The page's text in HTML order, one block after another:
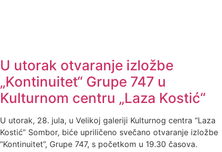
U utorak otvaranje izložbe
„Kontinuitet“ Grupe 747 u
Kulturnom centru „Laza Kostić“
U utorak, 28. jula, u Velikoj galeriji Kulturnog centra “Laza
Kostić” Sombor, biće upriličeno svečano otvaranje izložbe
“Kontinuitet”, Grupe 747, s početkom u 19.30 časova.